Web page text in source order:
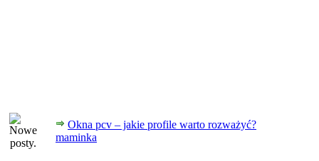
Okna pcv – jakie profile warto rozważyć?
maminka